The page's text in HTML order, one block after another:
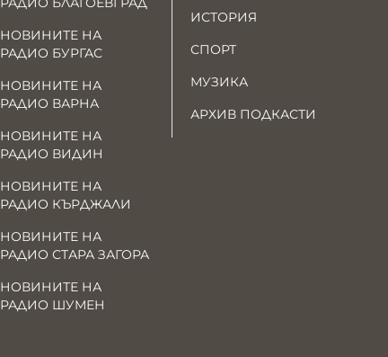
НОВИНИТЕ НА
РАДИО БУРГАС
НОВИНИТЕ НА
РАДИО ВАРНА
НОВИНИТЕ НА
РАДИО ВИДИН
НОВИНИТЕ НА
РАДИО КЪРДЖАЛИ
НОВИНИТЕ НА
РАДИО СТАРА ЗАГОРА
НОВИНИТЕ НА
РАДИО ШУМЕН
ИСТОРИЯ
СПОРТ
МУЗИКА
АРХИВ ПОДКАСТИ